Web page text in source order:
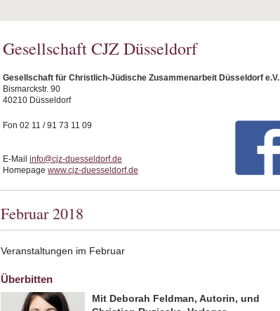
Gesellschaft CJZ Düsseldorf
Gesellschaft für Christlich-Jüdische Zusammenarbeit Düsseldorf e.V.
Bismarckstr. 90
40210 Düsseldorf
Fon 02 11 / 91 73 11 09
E-Mail info@cjz-duesseldorf.de
Homepage www.cjz-duesseldorf.de
Februar 2018
Veranstaltungen im Februar
Überbitten
Mit Deborah Feldman, Autorin, und